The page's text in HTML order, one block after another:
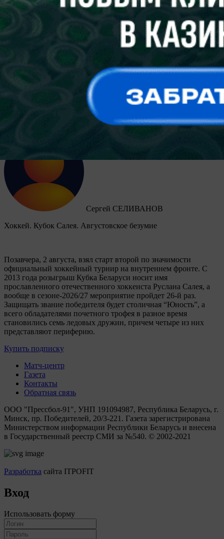
Футзал. Александр Чибисов. Нахожусь в своей команде
Лучшим футзальным тренером Беларуси третий раз был
золоту в чемпионате страны и выигрышу Кубка. В коллекции
42-летнего специалиста, тренерский дебют которого состоялся
в марте 2022 года, четыре победы в первенстве и по две в
Кубке и Суперкубке Беларуси. Результаты впечатляют.
Корреспондент “ПБ” встретился с Александром Валерьевичем
в день выхода команды из отпуска и побеседовал о днях
минувших и планах на ближайшие месяцы.
Сергей СЕЛИВАНОВ
Хоккей. Кубок Салея. Августовское безумие
Позавчера, 2 августа, взял старт второй по значимости
официальный хоккейный турнир на внутреннем фронте. C
2013 года розыгрыш Кубка Беларуси носит имя
прославленного отечественного хоккеиста Руслана Салея, а
вообще в сезоне-2026/27 мероприятие пройдет 26-й раз.
Защищать звание победителя будет столичная “Юность”, а
всего обладателями почетного трофея в разное время
становились семь ледовых дружин, причем четыре из них
представляют периферию.
Купить подписку
Матч-центр
Газета
Контакты
Обратная связь
ООО "Прессбол-91", УНП 191094987, Республика Беларусь, г.
Минск, пр. Победителей, 20/3-221. Газета зарегистрирована
Министерством информации Республики Беларусь и внесена
в Государственный реестр СМИ за №540. © 2002-2021
Разработка сайта ITPOFIT
Вход
Использовать форму